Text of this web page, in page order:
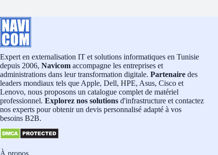
Expert en externalisation IT et solutions informatiques en Tunisie
depuis 2006, Navicom accompagne les entreprises et
administrations dans leur transformation digitale. Partenaire des
leaders mondiaux tels que Apple, Dell, HPE, Asus, Cisco et
Lenovo, nous proposons un catalogue complet de matériel
professionnel. Explorez nos solutions d'infrastructure et contactez
nos experts pour obtenir un devis personnalisé adapté à vos
besoins B2B.